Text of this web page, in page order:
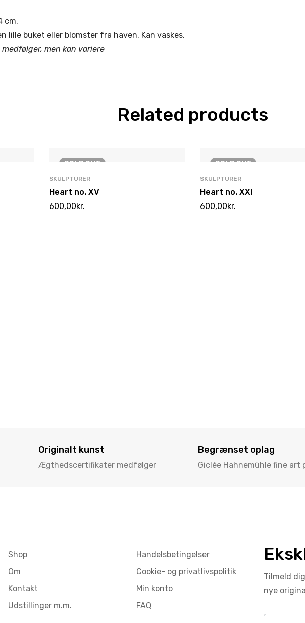
cm.
lille buket eller blomster fra haven. Kan vaskes.
men kan variere
Related products
SOLDOUT
SKULPTURER
Heart no. XV
600,00kr.
SOLDOUT
SKULPTURER
Heart no. XXI
600,00kr.
Originalt kunst
Ægthedscertifikater medfølger
Begrænset oplag
Giclée Hahnemühle fine art
Shop
Om
Kontakt
Udstillinger m.m.
Handelsbetingelser
Cookie- og privatlivspolitik
Min konto
FAQ
Tilmeld
nye